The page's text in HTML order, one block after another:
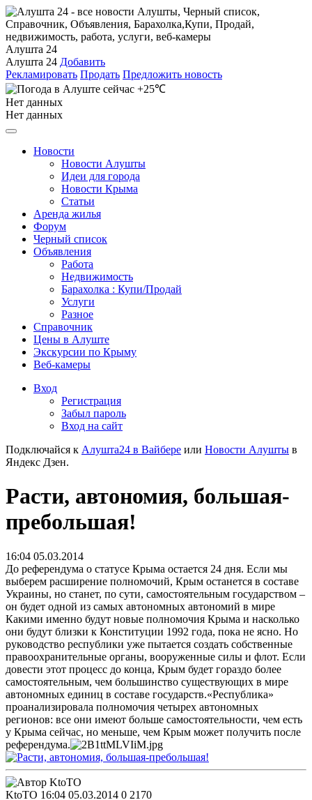
Алушта 24
Алушта 24 Добавить
Рекламировать Продать Предложить новость
+25℃
Нет данных
Нет данных
Новости
Новости Алушты
Идеи для города
Новости Крыма
Статьи
Аренда жилья
Форум
Черный список
Объявления
Работа
Недвижимость
Барахолка : Купи/Продай
Услуги
Разное
Справочник
Цены в Алуште
Экскурсии по Крыму
Веб-камеры
Вход
Регистрация
Забыл пароль
Вход на сайт
Подключайся к Алушта24 в Вайбере или Новости Алушты в
Яндекс Дзен.
Расти, автономия, большая-
пребольшая!
16:04 05.03.2014
До референдума о статусе Крыма остается 24 дня. Если мы
выберем расширение полномочий, Крым останется в составе
Украины, но станет, по сути, самостоятельным государством –
он будет одной из самых автономных автономий в мире
Какими именно будут новые полномочия Крыма и насколько
они будут близки к Конституции 1992 года, пока не ясно. Но
руководство республики уже пытается создать собственные
правоохранительные органы, вооруженные силы и флот. Если
довести этот процесс до конца, Крым будет гораздо более
самостоятельным, чем большинство существующих в мире
автономных единиц в составе государств.«Республика»
проанализировала полномочия четырех автономных
регионов: все они имеют больше самостоятельности, чем есть
у Крыма сейчас, но меньше, чем Крым может получить после
референдума.
KtoTO 16:04 05.03.2014 0 2170